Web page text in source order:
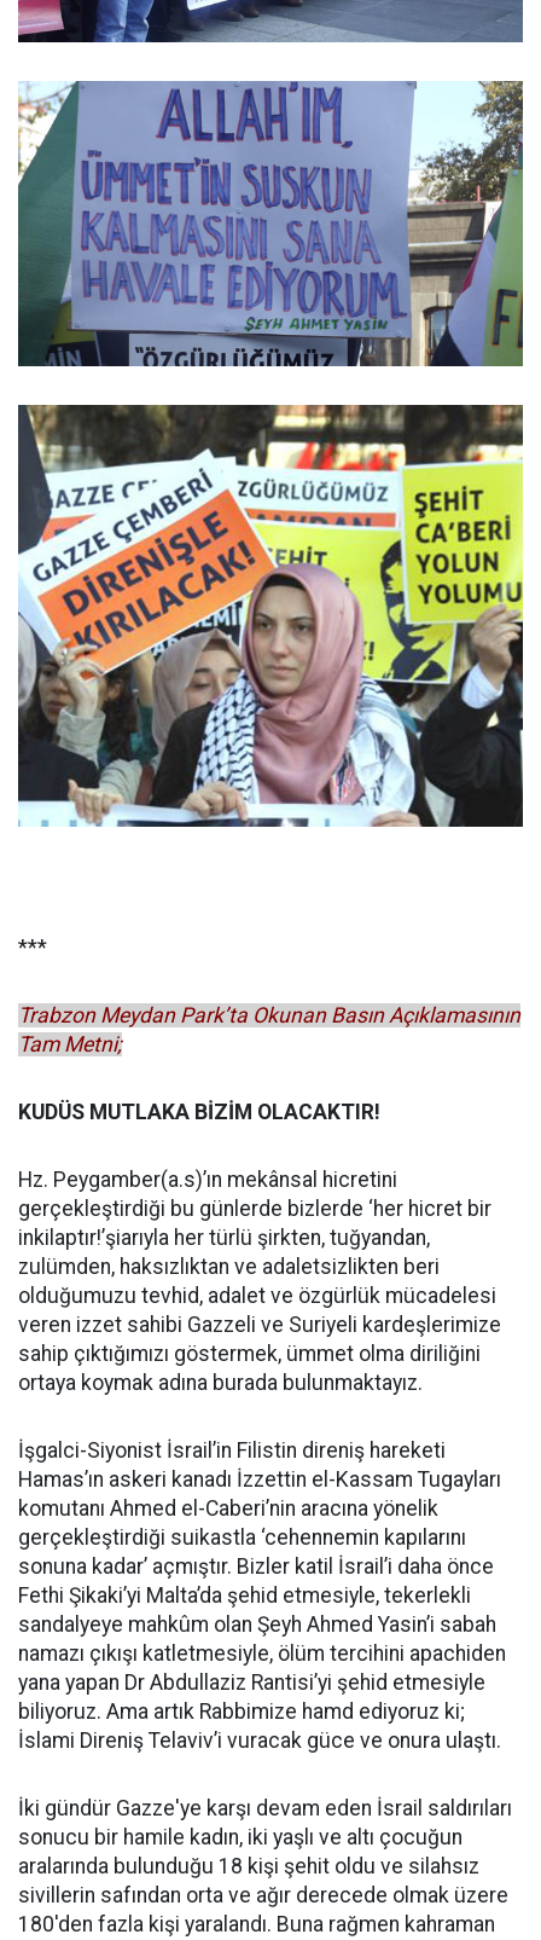
***
Trabzon Meydan Park’ta Okunan Basın Açıklamasının
Tam Metni;
KUDÜS MUTLAKA BİZİM OLACAKTIR!
Hz. Peygamber(a.s)’ın mekânsal hicretini
gerçekleştirdiği bu günlerde bizlerde ‘her hicret bir
inkilaptır!’şiarıyla her türlü şirkten, tuğyandan,
zulümden, haksızlıktan ve adaletsizlikten beri
olduğumuzu tevhid, adalet ve özgürlük mücadelesi
veren izzet sahibi Gazzeli ve Suriyeli kardeşlerimize
sahip çıktığımızı göstermek, ümmet olma diriliğini
ortaya koymak adına burada bulunmaktayız.
İşgalci-Siyonist İsrail’in Filistin direniş hareketi
Hamas’ın askeri kanadı İzzettin el-Kassam Tugayları
komutanı Ahmed el-Caberi’nin aracına yönelik
gerçekleştirdiği suikastla ‘cehennemin kapılarını
sonuna kadar’ açmıştır. Bizler katil İsrail’i daha önce
Fethi Şikaki’yi Malta’da şehid etmesiyle, tekerlekli
sandalyeye mahkûm olan Şeyh Ahmed Yasin’i sabah
namazı çıkışı katletmesiyle, ölüm tercihini apachiden
yana yapan Dr Abdullaziz Rantisi’yi şehid etmesiyle
biliyoruz. Ama artık Rabbimize hamd ediyoruz ki;
İslami Direniş Telaviv’i vuracak güce ve onura ulaştı.
İki gündür Gazze'ye karşı devam eden İsrail saldırıları
sonucu bir hamile kadın, iki yaşlı ve altı çocuğun
aralarında bulunduğu 18 kişi şehit oldu ve silahsız
sivillerin safından orta ve ağır derecede olmak üzere
180'den fazla kişi yaralandı. Buna rağmen kahraman